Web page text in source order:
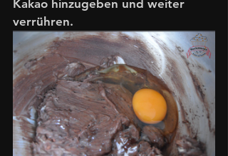
Kakao hinzugeben und weiter
verrühren.